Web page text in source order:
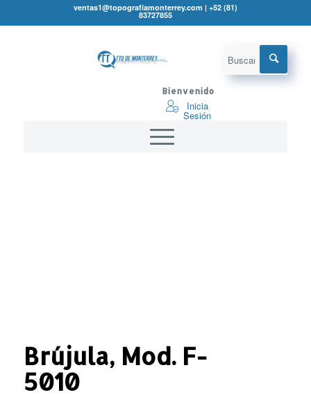
ventas1@topografíamonterrey.com | +52 (81)
83727855
Bienvenido
Inicia
Sesión
Brújula, Mod. F-
5010